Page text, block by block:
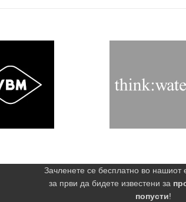
Зачленете се бесплатно во нашиот
за први да бидете известени за
попусти!